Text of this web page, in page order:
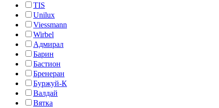
TIS
Unilux
Viessmann
Wirbel
Адмирал
Барин
Бастион
Бренеран
Буржуй-К
Валдай
Вятка